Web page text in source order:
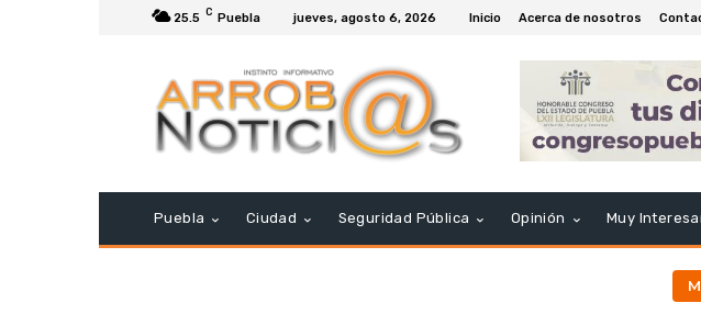
25.5 C Puebla jueves, agosto 6, 2026 Inicio Acerca de nosotros
Puebla Ciudad Seguridad Pública Opinión Muy